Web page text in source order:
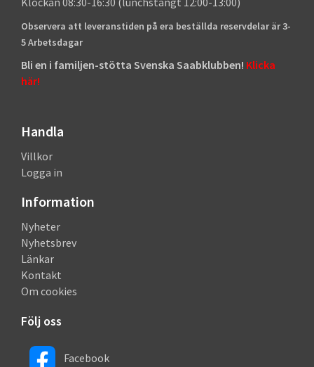
Observera att leveranstiden på era beställda reservdelar är 3-
5 Arbetsdagar
Bli en i familjen-stötta Svenska Saabklubben! Klicka
här!
Handla
Villkor
Logga in
Information
Nyheter
Nyhetsbrev
Länkar
Kontakt
Om cookies
Följ oss
Facebook